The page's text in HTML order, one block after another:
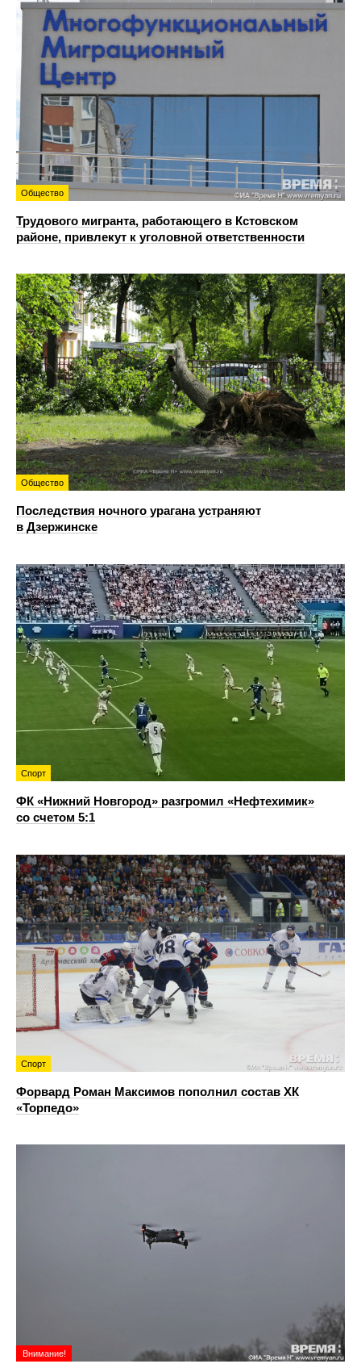
Общество
Трудового мигранта, работающего в Кстовском
районе, привлекут к уголовной ответственности
Общество
Последствия ночного урагана устраняют
в Дзержинске
Спорт
ФК «Нижний Новгород» разгромил «Нефтехимик»
со счетом 5:1
Спорт
Форвард Роман Максимов пополнил состав ХК
«Торпедо»
Внимание!